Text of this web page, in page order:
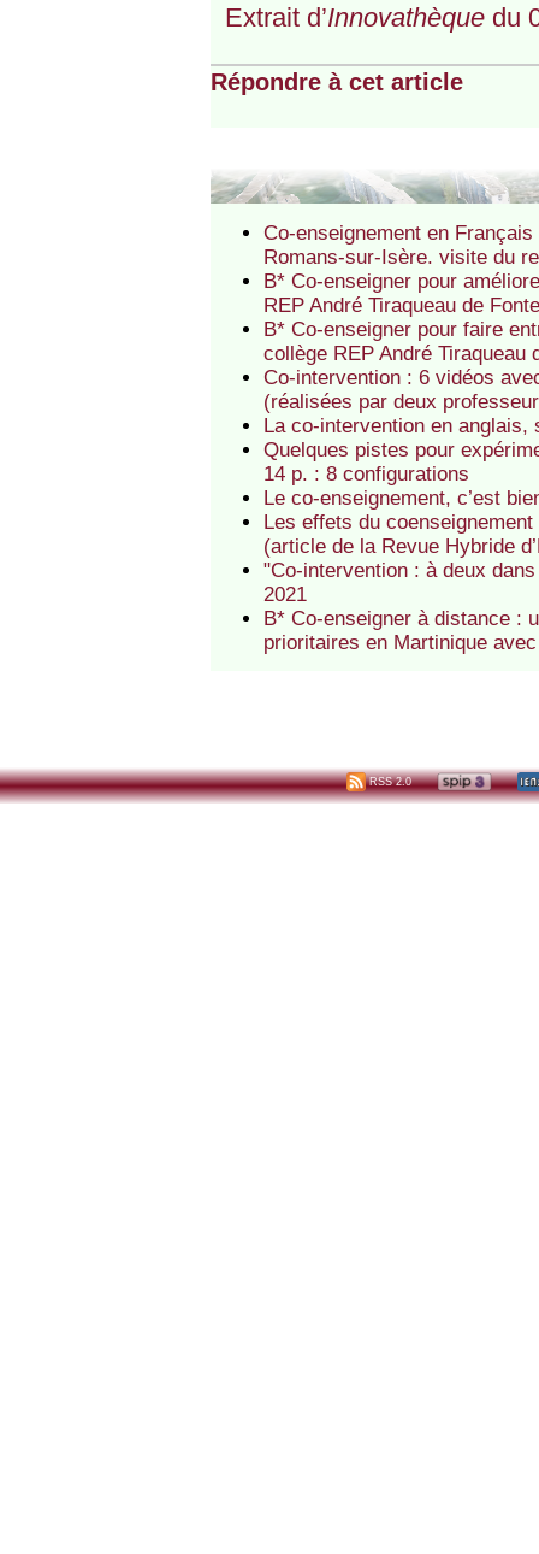
Extrait d’Innovathèquedu
Répondre à cet article
Co-enseignement en
Romans-sur-Isère. visite du
B* Co-enseigner pour
REP André Tiraqueau de
B* Co-enseigner pour faire
collège REP André Tiraqueau
Co-intervention : 6 vidéos
(réalisées par deux
La co-intervention en anglais,
Quelques pistes pour
14 p. : 8 configurations
Le co-enseignement, c’est
Les effets du
(article de la Revue Hybride
"Co-intervention : à deux
2021
B* Co-enseigner à distance :
prioritaires en Martinique
RSS 2.0